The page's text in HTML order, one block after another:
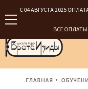
С 04 АВГУСТА 2025
ВСЕ
ГЛАВНАЯ